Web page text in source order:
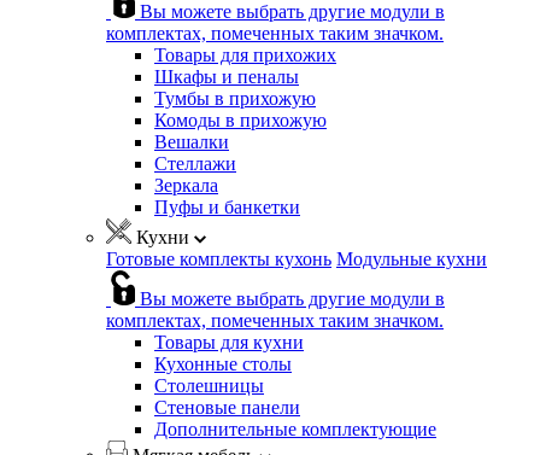
Вы можете выбрать другие модули в
комплектах, помеченных таким значком.
Товары для прихожих
Шкафы и пеналы
Тумбы в прихожую
Комоды в прихожую
Вешалки
Стеллажи
Зеркала
Пуфы и банкетки
Кухни
Готовые комплекты кухонь Модульные кухни
Вы можете выбрать другие модули в
комплектах, помеченных таким значком.
Товары для кухни
Кухонные столы
Столешницы
Стеновые панели
Дополнительные комплектующие